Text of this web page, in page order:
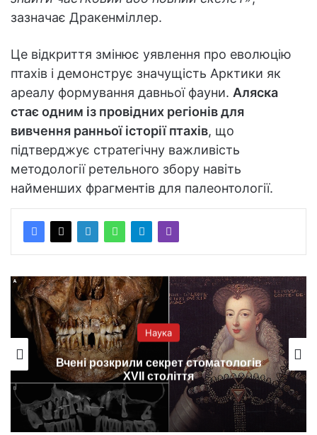
зазначає Дракенміллер.
Це відкриття змінює уявлення про еволюцію
птахів і демонструє значущість Арктики як
ареалу формування давньої фауни. Аляска
стає одним із провідних регіонів для
вивчення ранньої історії птахів, що
підтверджує стратегічну важливість
методології ретельного збору навіть
найменших фрагментів для палеонтології.
Наука
Вчені розкрили секрет стоматологів
XVII століття